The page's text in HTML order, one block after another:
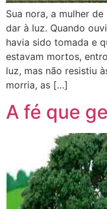
Sua nora, a mulher
dar à luz. Quando
havia sido tomada e
estavam mortos,
luz, mas não resistiu
morria, as […]
A fé que